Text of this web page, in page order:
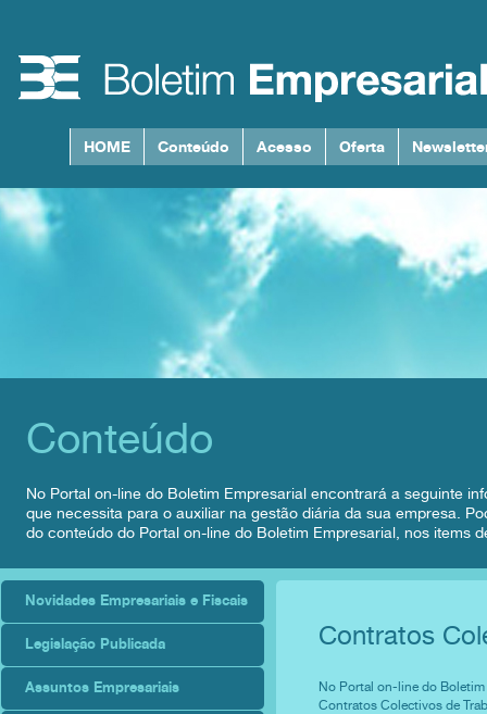
Oferta
Acesso
Conteúdo
HOME
Conteúdo
No Portal on-line do Boletim Empresarial encontrará a seguinte
que necessita para o auxiliar na gestão diária da sua empresa.
do conteúdo do Portal on-line do Boletim Empresarial, nos items
Novidades Empresariais e Fiscais
Legislação Publicada
Assuntos Empresariais
Contratos
No Portal on-line do
Contratos Colectivos de